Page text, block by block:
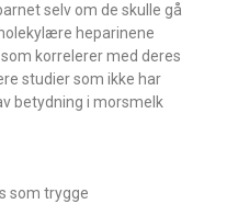
selv om de skulle gå
heparinene
korrelerer med deres
studier som ikke har
betydning i morsmelk
som trygge